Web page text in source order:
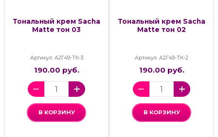
Тональный крем Sacha
Matte тон 03
Артикул: А2Г49-ТК-3
190.00 руб.
В КОРЗИНУ
Тональный крем Sacha
Matte тон 02
Артикул: А2Г49-ТК-2
190.00 руб.
В КОРЗИНУ